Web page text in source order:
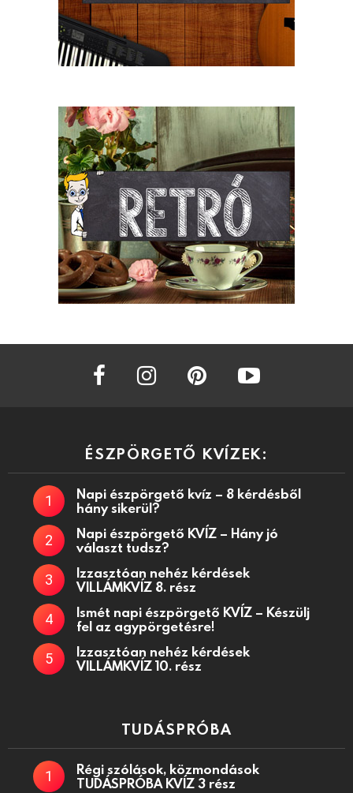
facebook instagram
ÉSZPÖRGETŐ KVÍZEK:
Napi észpörgető kvíz – 8 kérdésből
hány sikerül?
Napi észpörgető KVÍZ – Hány jó
választ tudsz?
Izzasztóan nehéz kérdések
VILLÁMKVÍZ 8. rész
Ismét napi észpörgető KVÍZ – Készülj
fel az agypörgetésre!
Izzasztóan nehéz kérdések
VILLÁMKVÍZ 10. rész
TUDÁSPRÓBA
Régi szólások, közmondások
TUDÁSPRÓBA KVÍZ 3 rész